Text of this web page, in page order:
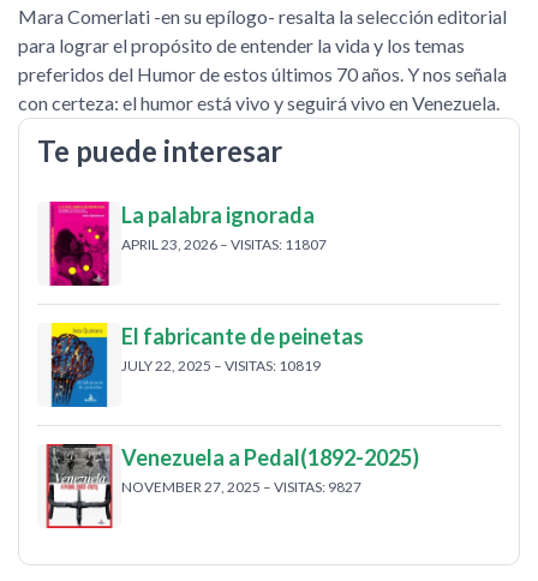
Mara Comerlati -en su epílogo- resalta la selección editorial
para lograr el propósito de entender la vida y los temas
preferidos del Humor de estos últimos 70 años. Y nos señala
con certeza: el humor está vivo y seguirá vivo en Venezuela.
Te puede interesar
La palabra ignorada
APRIL 23, 2026 – VISITAS: 11807
El fabricante de peinetas
JULY 22, 2025 – VISITAS: 10819
Venezuela a Pedal(1892-2025)
NOVEMBER 27, 2025 – VISITAS: 9827